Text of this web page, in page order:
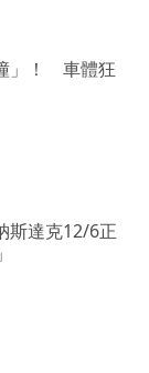
」！ 車體狂
達克12/6正